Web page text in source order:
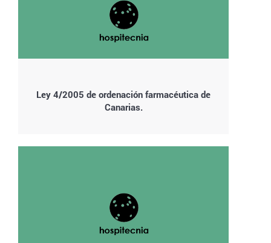
Ley 4/2005 de ordenación farmacéutica de
Canarias.